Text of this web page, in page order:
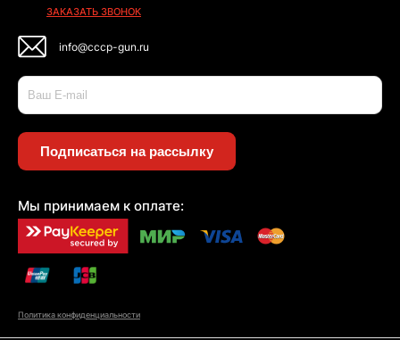
ЗАКАЗАТЬ ЗВОНОК
info@cccp-gun.ru
Подписаться на рассылку
Мы принимаем к оплате:
Политика конфиденциальности